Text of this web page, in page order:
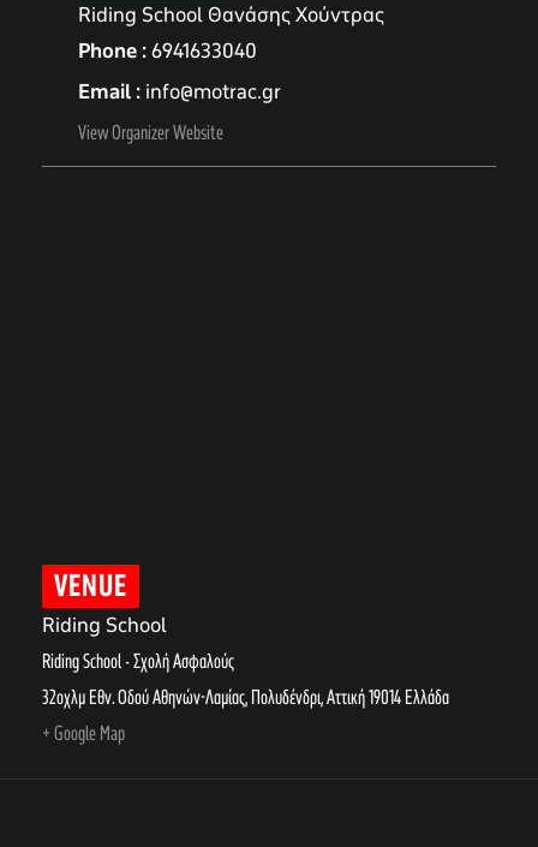
Riding School Θανάσης Χούντρας
Phone 6941633040
Email info@motrac.gr
View Organizer Website
VENUE
Riding School
Riding School - Σχολή Ασφαλούς
32οχλμ Εθν. Οδού Αθηνών-Λαμίας, Πολυδένδρι,Αττική19014Ελλάδα
+ Google Map